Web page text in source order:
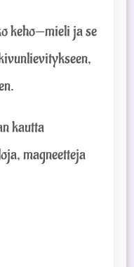
keho—mieli ja se
kautta
magneetteja